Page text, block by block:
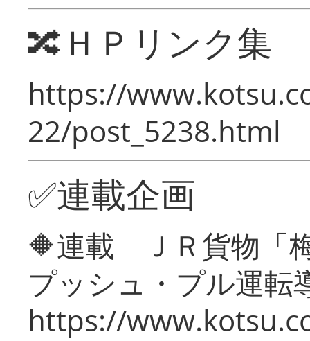
🔀ＨＰリンク集
https://
22/post_5238.html
✅連載企画
🔶連載 ＪＲ貨物「
プッシュ・プル運転
https://